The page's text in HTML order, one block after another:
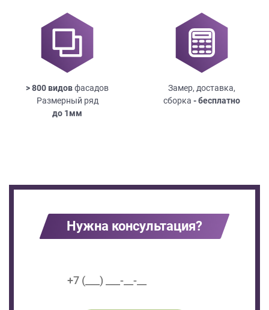
> 800 видовфасадов
Размерный ряд
до 1мм
Замер, доставка,
сборка - бесплатно
Нужна консультация?